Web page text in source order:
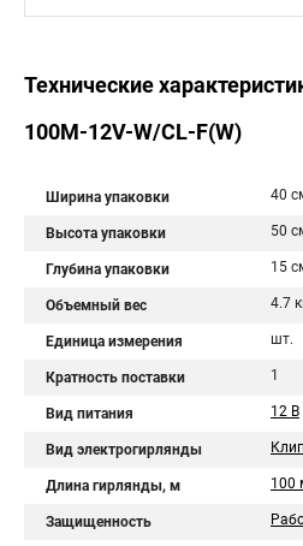
Технические
100M-12V-W/CL-F(W)
Ширина упаковки 40
Высота упаковки 50
Глубина упаковки 15
Объемный вес 4.7
Единица измерения шт.
Кратность поставки 1
Вид питания 12 В
Вид электрогирлянды
Длина гирлянды, м 100
Защищенность